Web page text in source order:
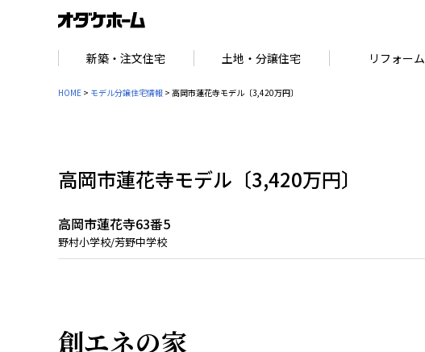
新築・注文住宅 土地・分譲住宅 リフォーム
HOME > モデル分譲住宅情報 > 高岡市蓮花寺モデル〔3,420万円〕
高岡市蓮花寺モデル〔3,420万円〕
高岡市蓮花寺63番5
野村小学校/芳野中学校
創エネの家